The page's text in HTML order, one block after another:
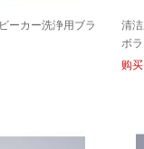
ーカー洗浄用ブラ
清
ボ
购买